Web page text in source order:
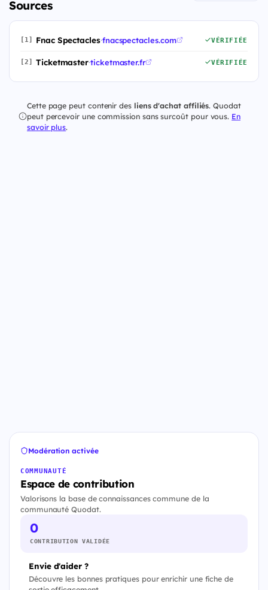
Sources
[1] Fnac Spectacles·fnacspectacles.com VÉRIFIÉE
[2] Ticketmaster·ticketmaster.fr VÉRIFIÉE
Cette page peut contenir des liens d'achat affiliés. Quodat
peut percevoir une commission sans surcoût pour vous. En
savoir plus.
Modération activée
COMMUNAUTÉ
Espace de contribution
Valorisons la base de connaissances commune de la
communauté Quodat.
0
CONTRIBUTION VALIDÉE
Envie d'aider ?
Découvre les bonnes pratiques pour enrichir une fiche de